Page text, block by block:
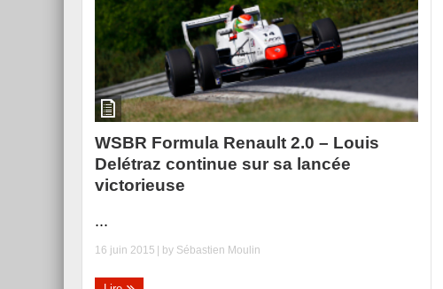
WSBR Formula Renault 2.0 – Louis
Delétraz continue sur sa lancée
victorieuse
...
16 juin 2015 | by Sébastien Moulin